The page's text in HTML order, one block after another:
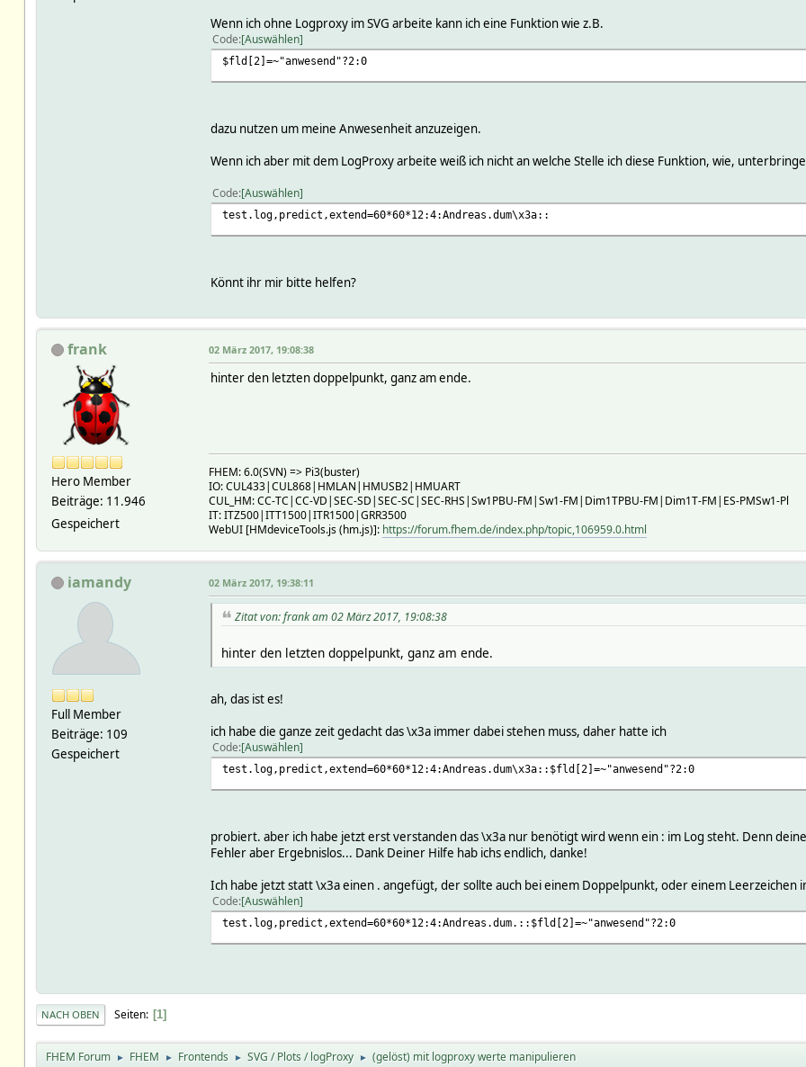
Wenn ich ohne Logproxy im SVG arbeite kann ich eine Funktion wie z.B.
Code Auswählen
$fld[2]=~"anwesend"?2:0
dazu nutzen um meine Anwesenheit anzuzeigen.
Wenn ich aber mit dem LogProxy arbeite weiß ich nicht an welche Stelle ich diese Funktion, wie,
Code Auswählen
test.log,predict,extend=60*60*12:4:Andreas.dum\x3a::
Könnt ihr mir bitte helfen?
frank
Hero Member
Beiträge: 11.946
Gespeichert
02 März 2017, 19:08:38
hinter den letzten doppelpunkt, ganz am ende.
FHEM: 6.0(SVN) => Pi3(buster)
IO: CUL433|CUL868|HMLAN|HMUSB2|HMUART
CUL_HM: CC-TC|CC-VD|SEC-SD|SEC-SC|SEC-RHS|Sw1PBU-FM|Sw1-FM|Dim1TPBU-FM|Dim1T-FM|ES-PMSw1-Pl
IT: ITZ500|ITT1500|ITR1500|GRR3500
WebUI [HMdeviceTools.js (hm.js)]: https://forum.fhem.de/index.php/topic,106959.0.html
iamandy
Full Member
Beiträge: 109
Gespeichert
02 März 2017, 19:38:11
Zitat von: frank am 02 März 2017, 19:08:38
hinter den letzten doppelpunkt, ganz am ende.
ah, das ist es!
ich habe die ganze zeit gedacht das \x3a immer dabei stehen muss, daher hatte ich
Code Auswählen
test.log,predict,extend=60*60*12:4:Andreas.dum\x3a::$fld[2]=~"anwesend"?2:0
probiert. aber ich habe jetzt erst verstanden das \x3a nur benötigt wird wenn ein : im Log steht. Denn
Fehler aber Ergebnislos... Dank Deiner Hilfe hab ichs endlich, danke!
Ich habe jetzt statt \x3a einen . angefügt, der sollte auch bei einem Doppelpunkt, oder einem Leerzeichen
Code Auswählen
test.log,predict,extend=60*60*12:4:Andreas.dum.::$fld[2]=~"anwesend"?2:0
NACH OBEN Seiten 1
FHEM Forum ► FHEM ► Frontends ► SVG / Plots / logProxy ► (gelöst) mit logproxy werte manipulieren